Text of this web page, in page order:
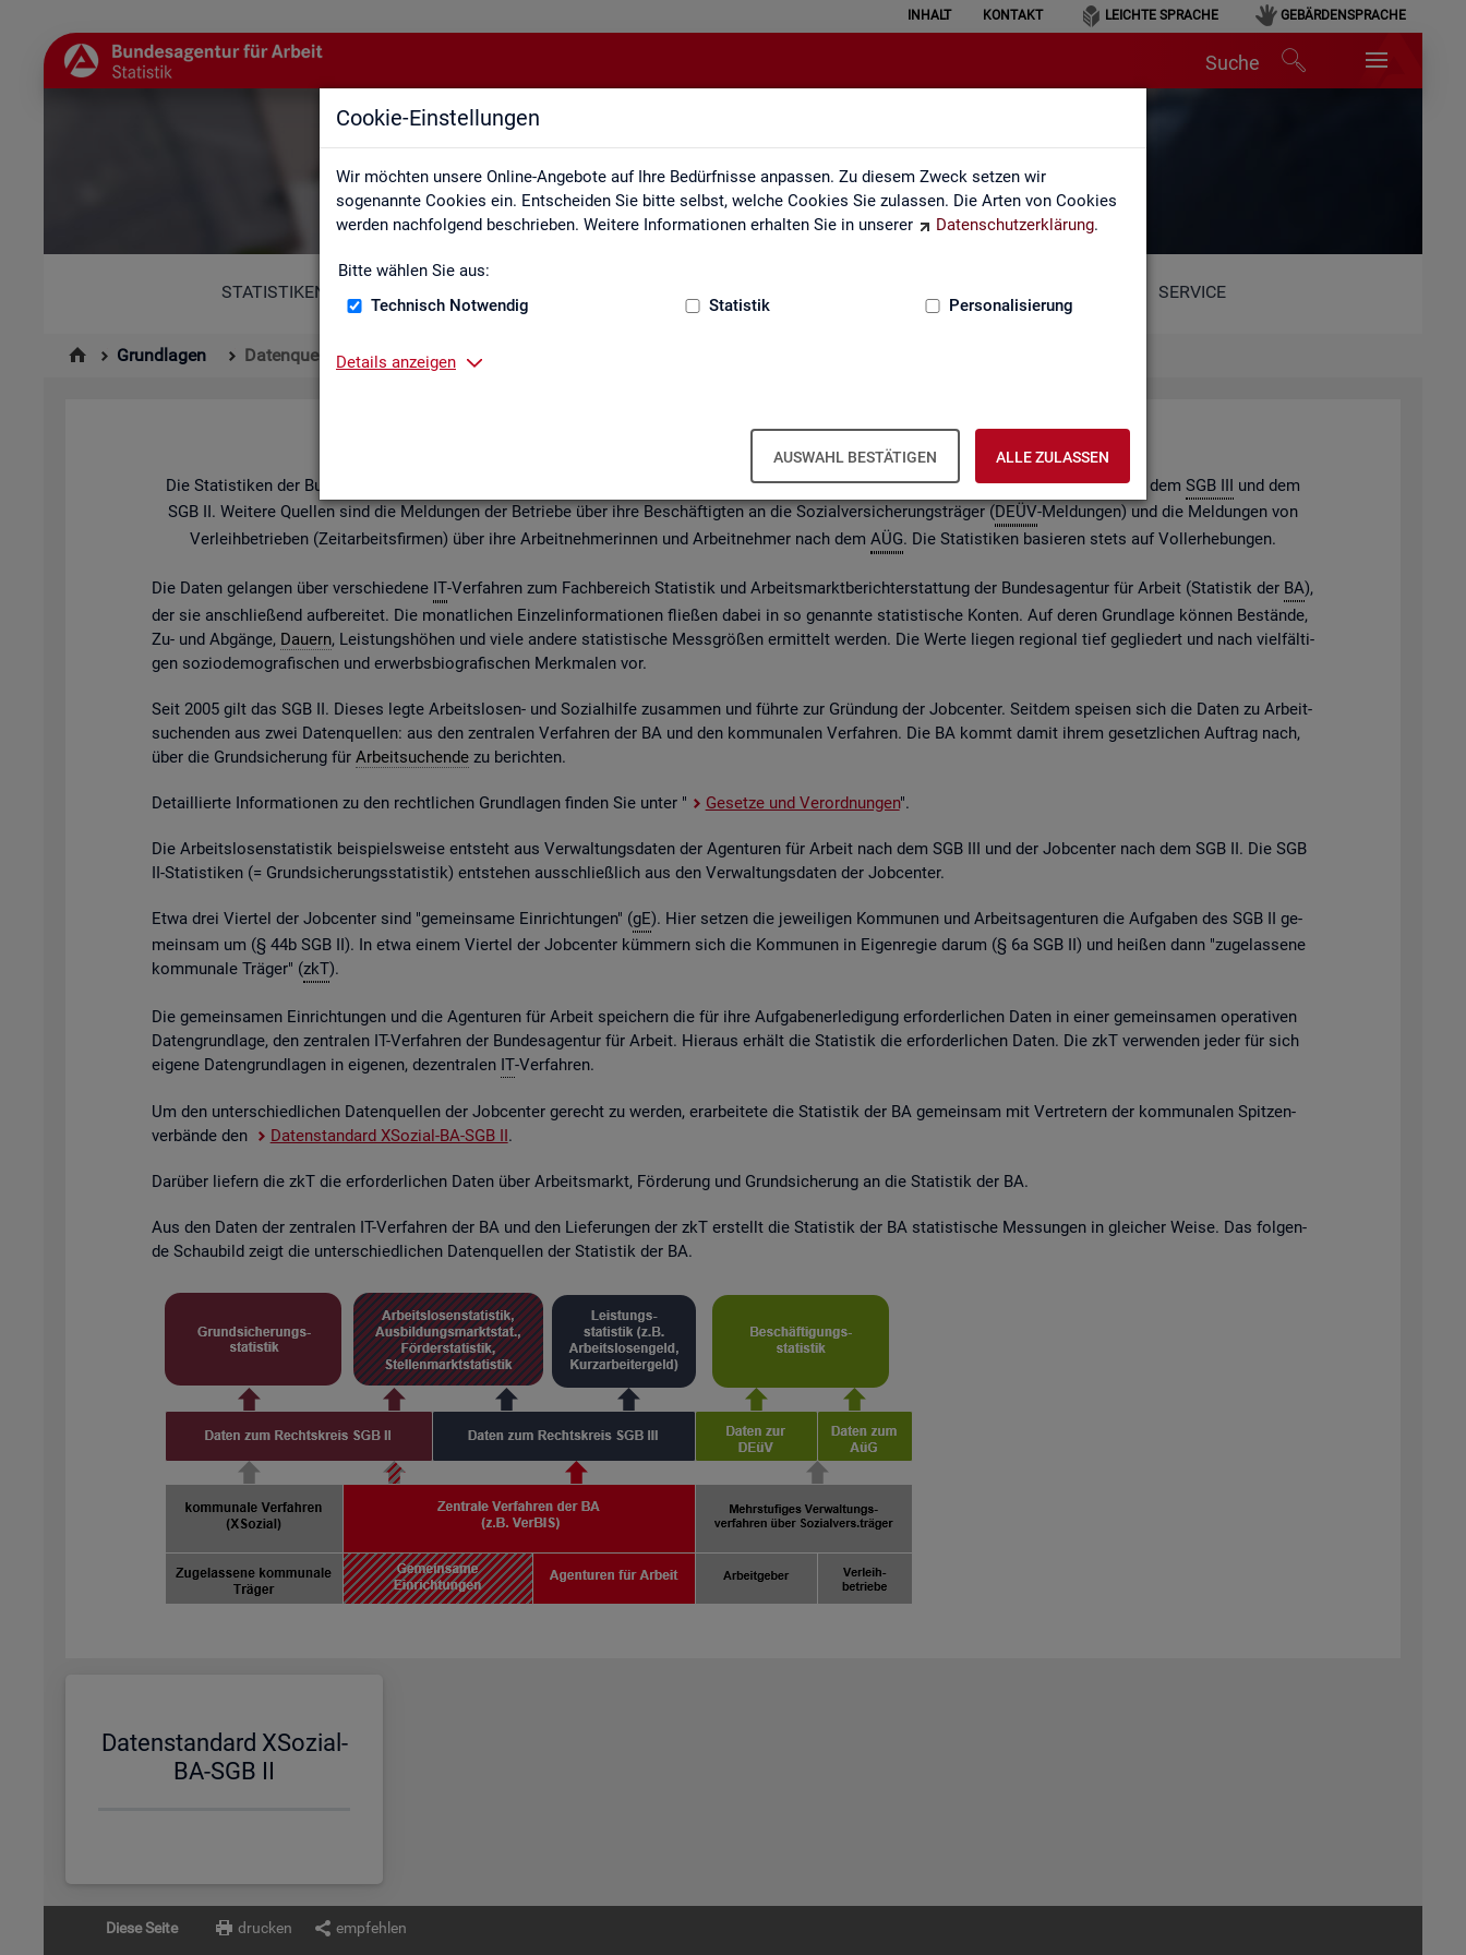
Cookie-Einstellungen
Wir möchten unsere Online-Angebote auf Ihre Bedürfnisse anpassen. Zu diesem Zweck setzen wir
sogenannte Cookies ein. Entscheiden Sie bitte selbst, welche Cookies Sie zulassen. Die Arten von Cookies
werden nachfolgend beschrieben. Weitere Informationen erhalten Sie in unserer
Datenschutzerklärung.
Bitte wählen Sie aus:
Technisch Notwendig
Statistik Personalisierung
Details anzeigen
AUSWAHL BESTÄTIGEN ALLE ZULASSEN
INHALT KONTAKT LEICHTE SPRACHE GEBÄRDENSPRACHE
Suche
Datenquellen
STATISTIKEN SERVICE
Grundlagen Datenquellen
Da­ten­quel­len
Die Sta­tis­ti­ken der Bun­des­agen­tur für Ar­beit ba­sie­ren über­wie­gend auf Ge­schäfts­da­ten der Agen­tu­ren für Ar­beit und derJob­cen­ternach dem SGB III und dem
SGB II. Wei­te­re Quel­len sind die Mel­dun­gen der Be­trie­be über ihre Be­schäf­tig­ten an die So­zi­al­ver­si­che­rungs­trä­ger (DEÜV-Mel­dun­gen) und die Mel­dun­gen von
Ver­leih­be­trie­ben (Zeit­ar­beits­fir­men) über ihre Ar­beit­neh­me­rin­nen und Ar­beit­neh­mer nach dem AÜG. Die Sta­tis­ti­ken ba­sie­ren stets auf Vol­l­er­he­bun­gen.
Die Daten ge­lan­gen über ver­schie­de­ne IT-Ver­fah­ren zum Fach­be­reich Sta­tis­tik und Ar­beits­markt­be­richt­erstat­tung der Bun­des­agen­tur für Ar­beit (Sta­tis­tik der BA),
der sie an­schlie­ßend auf­be­rei­tet. Die mo­nat­li­chen Ein­zel­in­for­ma­tio­nen flie­ßen dabei in so ge­nann­te sta­tis­ti­sche Kon­ten. Auf deren Grund­la­ge kön­nen Be­stän­de,
Zu- und Ab­gän­ge, Dau­ern, Leis­tungs­hö­hen und viele an­de­re sta­tis­ti­sche Mess­grö­ßen er­mit­telt wer­den. Die Werte lie­gen re­gio­nal tief ge­glie­dert und nach viel­fäl­ti­
gen so­zio­de­mo­gra­fi­schen und er­werbs­bio­gra­fi­schen Merk­ma­len vor.
Seit 2005 gilt das SGB II. Die­ses legte Ar­beits­lo­sen- und So­zi­al­hil­fe zu­sam­men und führ­te zur Grün­dung der Job­cen­ter. Seit­dem spei­sen sich die Daten zu Ar­beit­
su­chen­den aus zwei Da­ten­quel­len: aus den zen­tra­len Ver­fah­ren der BA und den kom­mu­na­len Ver­fah­ren. Die BA kommt damit ihrem ge­setz­li­chen Auf­trag nach,
über die Grund­si­che­rung für Ar­beit­su­chen­dezu be­rich­ten.
De­tail­lier­te In­for­ma­tio­nen zu den recht­li­chen Grund­la­gen fin­den Sie unter " Ge­set­ze und Ver­ord­nun­gen".
Die Ar­beits­lo­sen­sta­tis­tik bei­spiels­wei­se ent­steht aus Ver­wal­tungs­da­ten der Agen­tu­ren für Ar­beit nach dem SGB III und der Job­cen­ter nach dem SGB II. Die SGB
II-Sta­tis­ti­ken (= Grund­si­che­rungs­sta­tis­tik) ent­ste­hen aus­schlie­ß­lich aus den Ver­wal­tungs­da­ten der Job­cen­ter.
Etwa drei Vier­tel der Job­cen­ter sind "ge­mein­sa­me Ein­rich­tun­gen" (gE). Hier set­zen die je­wei­li­gen Kom­mu­nen und Ar­beits­agen­tu­ren die Auf­ga­ben des SGB II ge­
mein­sam um (§ 44b SGB II). In etwa einem Vier­tel der Job­cen­ter küm­mern sich die Kom­mu­nen in Ei­gen­re­gie darum (§ 6a SGB II) und hei­ßen dann "zu­ge­las­se­ne
kom­mu­na­le Trä­ger" (zkT).
Die ge­mein­sa­men Ein­rich­tun­gen und die Agen­tu­ren für Ar­beit spei­chern die für ihre Auf­ga­ben­er­le­di­gung er­for­der­li­chen Daten in einer ge­mein­sa­men ope­ra­ti­ven
Da­ten­grund­la­ge, den zen­tra­len IT-Ver­fah­ren der Bun­des­agen­tur für Ar­beit. Hier­aus er­hält die Sta­tis­tik die er­for­der­li­chen Daten. Die zkT ver­wen­den jeder für sich
ei­ge­ne Da­ten­grund­la­gen in ei­ge­nen, de­zen­tra­len IT-Ver­fah­ren.
Um den un­ter­schied­li­chen Da­ten­quel­len der Job­cen­ter ge­recht zu wer­den, er­ar­bei­te­te die Sta­tis­tik der BA ge­mein­sam mit Ver­tre­tern der kom­mu­na­len Spit­zen­
ver­bän­de den
Da­ten­stan­dard XSo­zi­al-BA-SGB II.
Dar­über lie­fern die zkT die er­for­der­li­chen Daten über Ar­beits­markt, För­de­rung und Grund­si­che­rung an die Sta­tis­tik der BA.
Aus den Daten der zen­tra­len IT-Ver­fah­ren der BA und den Lie­fe­run­gen der zkT er­stellt die Sta­tis­tik der BA sta­tis­ti­sche Mes­sun­gen in glei­cher Weise. Das fol­gen­
de Schau­bild zeigt die un­ter­schied­li­chen Da­ten­quel­len der Sta­tis­tik der BA.
Da­ten­stan­dard XSo­zi­al-
BA-SGB II
Diese Seite drucken empfehlen